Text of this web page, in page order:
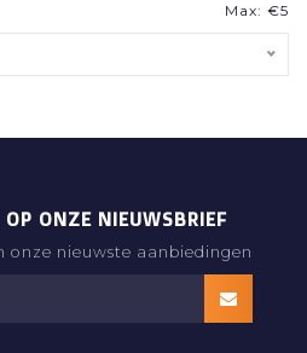
Max: €5
ONZE NIEUWSBRIEF
onze nieuwste aanbiedingen